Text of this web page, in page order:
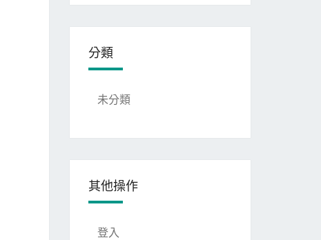
分類
未分類
其他操作
登入